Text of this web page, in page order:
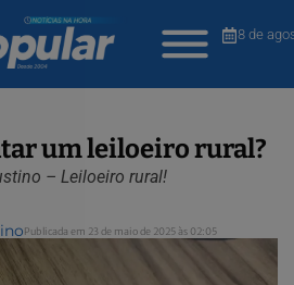
8 de
um leiloeiro rural?
– Leiloeiro rural!
Publicada em 23 de maio de 2025 às 02:05